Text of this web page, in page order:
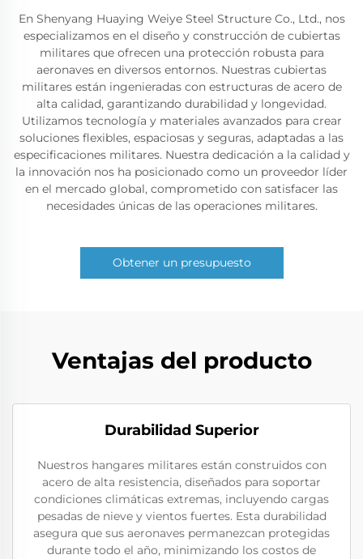
En Shenyang Huaying Weiye Steel Structure Co., Ltd., nos
especializamos en el diseño y construcción de cubiertas
militares que ofrecen una protección robusta para
aeronaves en diversos entornos. Nuestras cubiertas
militares están ingenieradas con estructuras de acero de
alta calidad, garantizando durabilidad y longevidad.
Utilizamos tecnología y materiales avanzados para crear
soluciones flexibles, espaciosas y seguras, adaptadas a las
especificaciones militares. Nuestra dedicación a la calidad y
la innovación nos ha posicionado como un proveedor líder
en el mercado global, comprometido con satisfacer las
necesidades únicas de las operaciones militares.
Obtener un presupuesto
Ventajas del producto
Durabilidad Superior
Nuestros hangares militares están construidos con
acero de alta resistencia, diseñados para soportar
condiciones climáticas extremas, incluyendo cargas
pesadas de nieve y vientos fuertes. Esta durabilidad
asegura que sus aeronaves permanezcan protegidas
durante todo el año, minimizando los costos de